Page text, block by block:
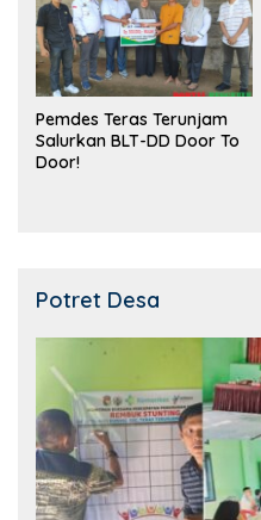
Pemdes Teras Terunjam
Salurkan BLT-DD Door To
Door!
Potret Desa